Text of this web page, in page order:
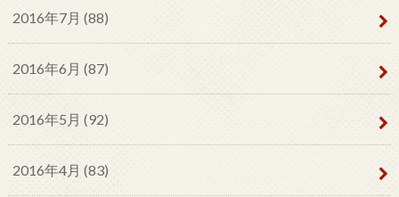
2016年7月 (88)
2016年6月 (87)
2016年5月 (92)
2016年4月 (83)